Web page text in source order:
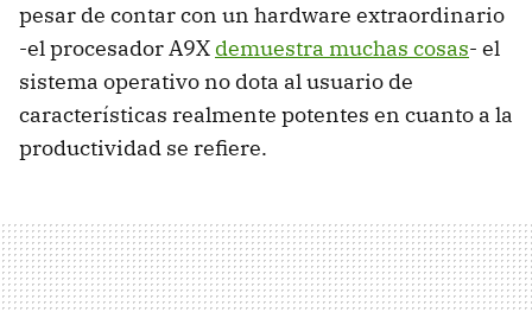
pesar de contar con un hardware extraordinario
-el procesador A9X demuestra muchas cosas- el
sistema operativo no dota al usuario de
características realmente potentes en cuanto a la
productividad se refiere.